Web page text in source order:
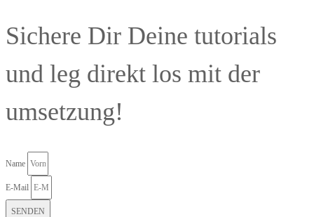
Sichere Dir Deine tutorials
und leg direkt los mit der
umsetzung!
Name
E-Mail
SENDEN